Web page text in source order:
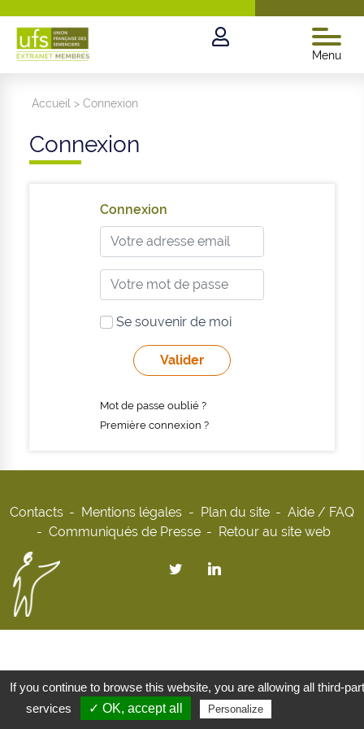
Menu
Accueil >Connexion
Connexion
Connexion
Se souvenir de moi
Mot de passe oublié ?
Première connexion ?
Contacts Mentions légales Plan du site
Aide / FAQ
Communiqués de Presse
Retour au site web
If you continue to browse this website, you are allowing all third-
services
✓ OK, accept all Personalize